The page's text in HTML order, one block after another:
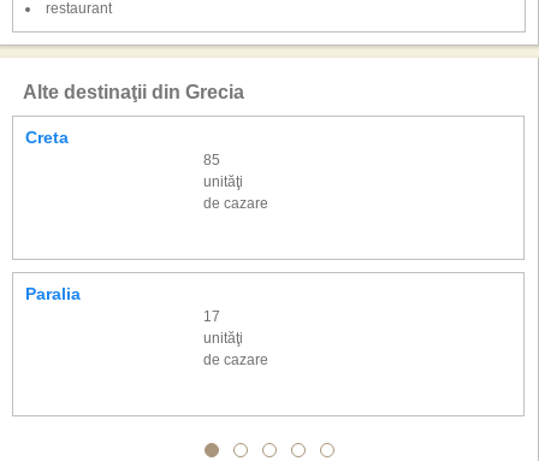
restaurant
Alte destinaţii din Grecia
Creta
85
unităţi
de cazare
Paralia
17
unităţi
de cazare